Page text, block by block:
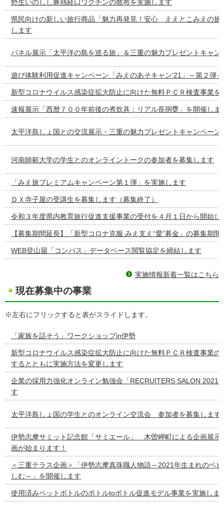
野生いのしし豚熱経口ワクチンの散布を実施します
県民向けの新しい旅行商品「魅力再発見！安心 ええとこみえの旅
します
パネル展示「太平洋の島を巡る旅」＆三重の魅力プレゼントキャン
遊び体験利用促進キャンペーン「みえのあそキャン'21」～第２弾
新型コロナウイルス感染症拡大防止に向けた無料ＰＣＲ検査事業を
速報展示「西暦７００年前後の煮炊具：リアル長胴甕」を開催しま
太平洋島しょ国との交流展示・三重の魅力プレゼントキャンペーン
河南師範大学の学生とのオンライントークの参加者を募集します
「みえ旅プレミアムキャンペーン第１弾」を実施します
ＤＸ寺子屋の受講生を募集します（募集終了）
令和３年度県内教育旅行促進支援事業の受付を４月１日から開始し
【募集期間延長】「新型コロナ克服 みえ支え“愛”募金」の募集期
WEB登山届「コンパス」データベース閲覧協定を締結します
実施情報新着一覧はこちら
現在募集中の事業
※左右にフリックすると表がスライドします。
「家族を話そう」ワークショップin伊勢
新型コロナウイルス感染症拡大防止に向けた無料ＰＣＲ検査事業の
するとともに実施方法を変更します
企業の採用力強化オンライン勉強会「RECRUITERS SALON 2021
す
太平洋島しょ国の学生とのオンライン交流会 参加者を募集します
伊勢志摩サミット記念館「サミエール」 木曽岬町による企画展示
画が始まります！
＜三重テラス企画＞「伊勢志摩真珠職人物語～2021年生まれのベ
しむ～」を開催します
使用済みペットボトルのボトルtoボトル促進モデル事業を実施しま